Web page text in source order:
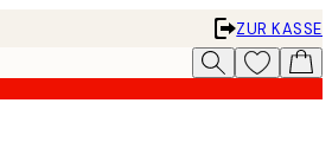
ZUR KASSE